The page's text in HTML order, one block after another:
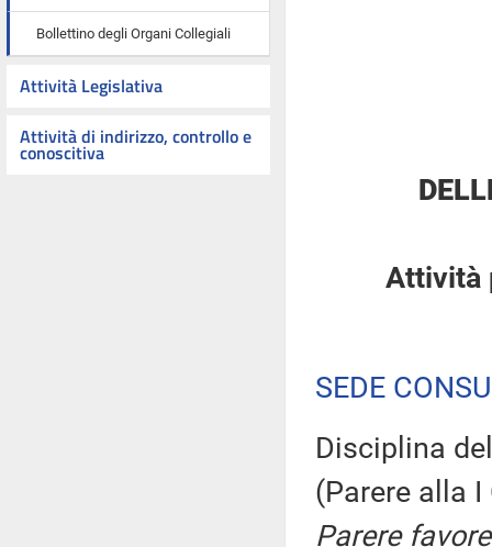
Bollettino degli Organi Collegiali
Attività Legislativa
Attività di indirizzo, controllo e
conoscitiva
Attività
SEDE
Disciplina
(Parere alla
Parere